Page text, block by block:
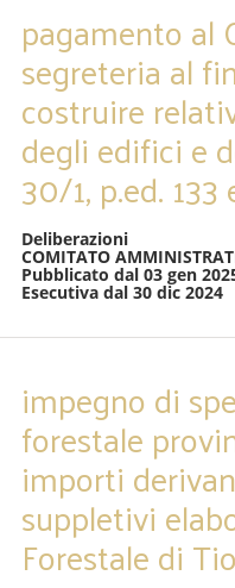
pagamento al
segreteria al
costruire
degli edifici e
30/1, p.ed. 133
Deliberazioni
COMITATO
Pubblicato dal 03 gen
Esecutiva dal 30 dic 2024
impegno di
forestale
importi
suppletivi
Forestale di